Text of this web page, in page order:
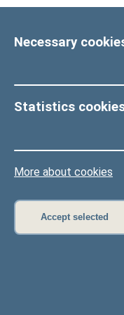
Necessary
Statistics
More about cookies
Accept selected
Home